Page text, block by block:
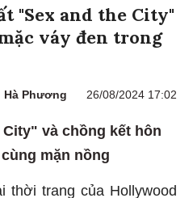
"Sex and the City"
váy đen trong
Hà Phương 26/08/2024 17:02
và chồng kết hôn
mặn nồng
trang của Hollywood